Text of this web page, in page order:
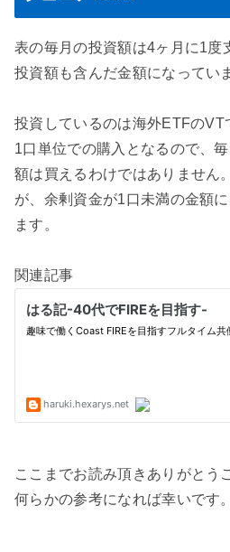
表の毎月の投資額は4ヶ月に1度
投資額も含んだ金額になってい
投資しているのは海外ETFのVT
1口単位での購入となるので、
額は買えるわけではありません。
が、余剰資金が1口未満の金額
ます。
関連記事
ここまでお読み頂きありがとう
何らかの参考になれば幸いです。